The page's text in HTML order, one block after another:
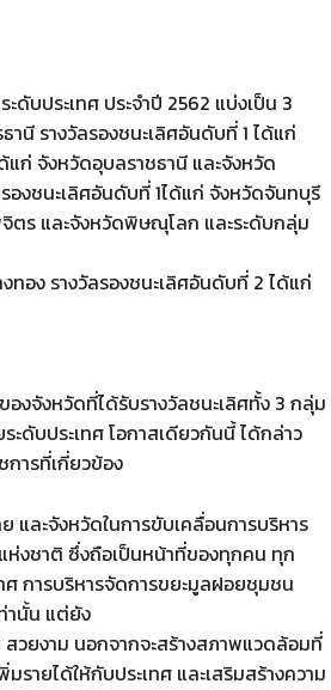
บประเทศ ประจำปี 2562 แบ่งเป็น 3
นี รางวัลรองชนะเลิศอันดับที่ 1 ได้แก่
ก่ จังหวัดอุบลราชธานี และจังหวัด
องชนะเลิศอันดับที่ 1ได้แก่ จังหวัดจันทบุรี
ตร และจังหวัดพิษณุโลก และระดับกลุ่ม
ทอง รางวัลรองชนะเลิศอันดับที่ 2 ได้แก่
งจังหวัดที่ได้รับรางวัลชนะเลิศทั้ง 3 กลุ่ม
ดับประเทศ โอกาสเดียวกันนี้ ได้กล่าว
ารที่เกี่ยวข้อง
และจังหวัดในการขับเคลื่อนการบริหาร
ห่งชาติ ซึ่งถือเป็นหน้าที่ของทุกคน ทุก
การบริหารจัดการขยะมูลฝอยชุมชน
านั้น แต่ยัง
วยงาม นอกจากจะสร้างสภาพแวดล้อมที่
รายได้ให้กับประเทศ และเสริมสร้างความ